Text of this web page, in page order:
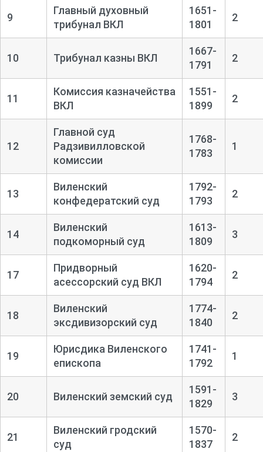
9
Главный духовный
трибунал ВКЛ
1651-
1801
2
10 Трибунал казны ВКЛ
1667-
1791
2
11
Комиссия казначейства
ВКЛ
1551-
1899
2
12
Главной суд
Радзивилловской
комиссии
1768-
1783
1
13
Виленский
конфедератский суд
1792-
1793
2
14
Виленский
подкоморный суд
1613-
1809
3
17
Придворный
асессорский суд ВКЛ
1620-
1794
2
18
Виленский
эксдивизорский суд
1774-
1840
2
19
Юрисдика Виленского
епископа
1741-
1792
1
20 Виленский земский суд
1591-
1829
3
21
Виленский гродский
суд
1570-
1837
2